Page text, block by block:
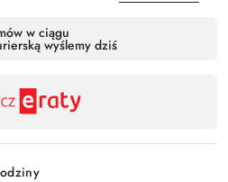
w ciągu
wyślemy dziś